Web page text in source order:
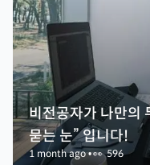
비전공자가 나만의
묻는 눈” 입니다!
1 month ago•👀596